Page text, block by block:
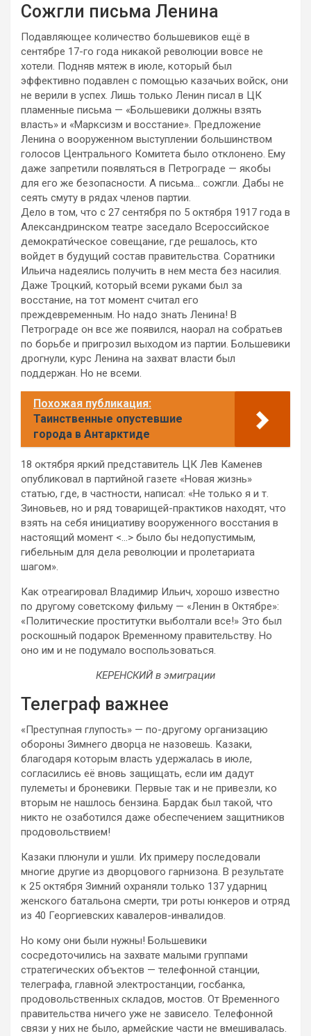
Сожгли письма Ленина
Подавляющее количество большевиков ещё в
сентябре 17-го года никакой революции вовсе не
хотели. Подняв мятеж в июле, который был
эффективно подавлен с помощью казачьих войск, они
не верили в успех. Лишь только Ленин писал в ЦК
пламенные письма — «Большевики должны взять
власть» и «Марксизм и восстание». Предложение
Ленина о вооруженном выступлении большинством
голосов Центрального Комитета было отклонено. Ему
даже запретили появляться в Петрограде — якобы
для его же безопасности. А письма… сожгли. Дабы не
сеять смуту в рядах членов партии.
Дело в том, что с 27 сентября по 5 октября 1917 года в
Александринском театре заседало Всероссийское
демократи́ческое совещание, где решалось, кто
войдет в будущий состав правительства. Соратники
Ильича надеялись получить в нем места без насилия.
Даже Троцкий, который всеми руками был за
восстание, на тот момент считал его
преждевременным. Но надо знать Ленина! В
Петрограде он все же появился, наорал на собратьев
по борьбе и пригрозил выходом из партии. Большевики
дрогнули, курс Ленина на захват власти был
поддержан. Но не всеми.
Похожая публикация:
Таинственные опустевшие
города в Антарктиде
18 октября яркий представитель ЦК Лев Каменев
опубликовал в партийной газете «Новая жизнь»
статью, где, в частности, написал: «Не только я и т.
Зиновьев, но и ряд товарищей-практиков находят, что
взять на себя инициативу вооруженного восстания в
настоящий момент <…> было бы недопустимым,
гибельным для дела революции и пролетариата
шагом».
Как отреагировал Владимир Ильич, хорошо известно
по другому советскому фильму — «Ленин в Октябре»:
«Политические проститутки выболтали все!» Это был
роскошный подарок Временному правительству. Но
оно им и не подумало воспользоваться.
КЕРЕНСКИЙ в эмиграции
Телеграф важнее
«Преступная глупость» — по-другому организацию
обороны Зимнего дворца не назовешь. Казаки,
благодаря которым власть удержалась в июле,
согласились её вновь защищать, если им дадут
пулеметы и броневики. Первые так и не привезли, ко
вторым не нашлось бензина. Бардак был такой, что
никто не озаботился даже обеспечением защитников
продовольствием!
Казаки плюнули и ушли. Их примеру последовали
многие другие из дворцового гарнизона. В результате
к 25 октября Зимний охраняли только 137 ударниц
женского батальона смерти, три роты юнкеров и отряд
из 40 Георгиевских кавалеров-инвалидов.
Но кому они были нужны! Большевики
сосредоточились на захвате малыми группами
стратегических объектов — телефонной станции,
телеграфа, главной электростанции, госбанка,
продовольственных складов, мостов. От Временного
правительства ничего уже не зависело. Телефонной
связи у них не было, армейские части не вмешивалась.